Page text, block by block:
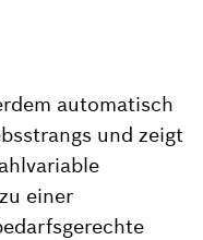
automatisch
und zeigt
einer